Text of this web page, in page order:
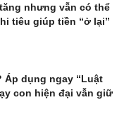
nhưng vẫn có thể
tiêu giúp tiền “ở lại”
Áp dụng ngay “Luật
con hiện đại vẫn giữ